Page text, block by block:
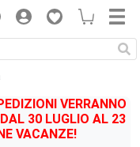
VERRANNO
30 LUGLIO AL 23
VACANZE!